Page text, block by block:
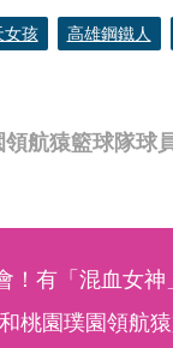
航猿籃球隊球
女孩 高雄鋼鐵人
！有「混血女
桃園璞園領航